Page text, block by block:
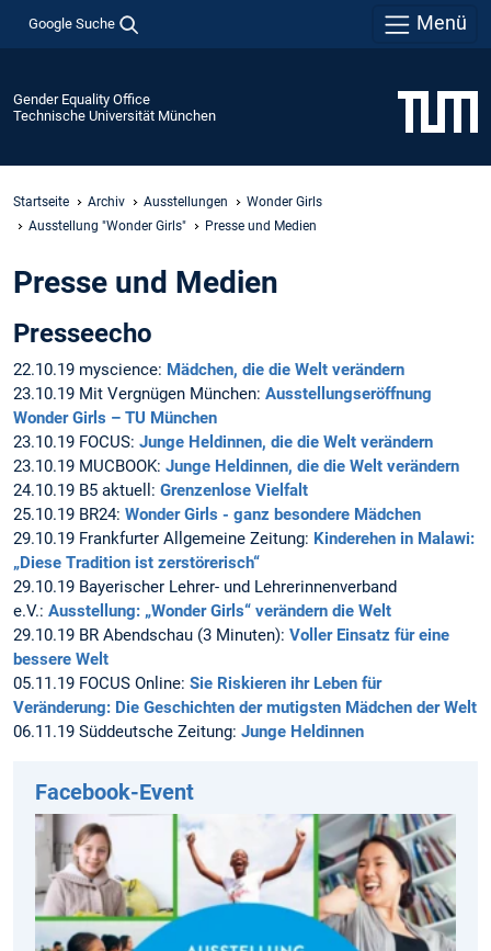
Google Suche Menü
Gender Equality Office
Technische Universität München
Startseite Archiv Ausstellungen
Wonder Girls
Ausstellung "Wonder Girls"
Presse und Medien
Presse und Medien
Presseecho
22.10.19 myscience: Mädchen, die die Welt verändern
23.10.19 Mit Vergnügen München: Ausstellungseröffnung
Wonder Girls – TU München
23.10.19 FOCUS: Junge Heldinnen, die die Welt verändern
23.10.19 MUCBOOK: Junge Heldinnen, die die Welt verändern
24.10.19 B5 aktuell: Grenzenlose Vielfalt
25.10.19 BR24: Wonder Girls - ganz besondere Mädchen
29.10.19 Frankfurter Allgemeine Zeitung: Kinderehen in Malawi:
„Diese Tradition ist zerstörerisch“
29.10.19 Bayerischer Lehrer- und Lehrerinnenverband
e.V.: Ausstellung: „Wonder Girls“ verändern die Welt
29.10.19 BR Abendschau (3 Minuten): Voller Einsatz für eine
bessere Welt
05.11.19 FOCUS Online: Sie Riskieren ihr Leben für
Veränderung: Die Geschichten der mutigsten Mädchen der Welt
06.11.19 Süddeutsche Zeitung: Junge Heldinnen
Facebook-Event